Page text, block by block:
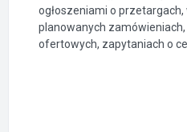
ogłoszeniami o
planowanych
ofertowych, zapytaniach o